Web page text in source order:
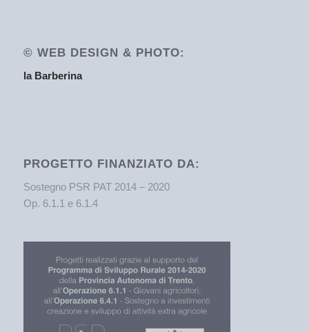
© WEB DESIGN & PHOTO:
la Barberina
PROGETTO FINANZIATO DA:
Sostegno PSR PAT 2014 – 2020
Op. 6.1.1 e 6.1.4